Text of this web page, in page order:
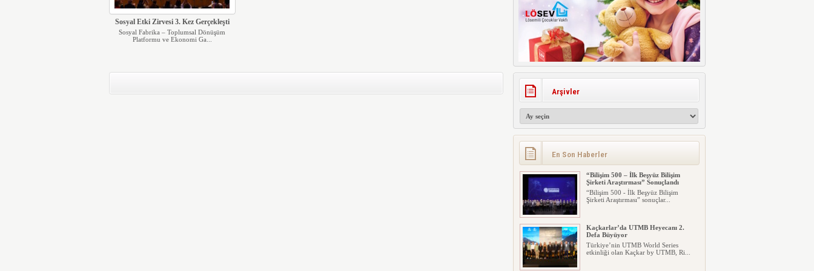
Sosyal Etki Zirvesi 3. Kez Gerçekleşti
Sosyal Fabrika – Toplumsal Dönüşüm
Platformu ve Ekonomi Ga...
Arşivler
En Son Haberler
“Bilişim 500 – İlk Beşyüz Bilişim
Şirketi Araştırması” Sonuçlandı
“Bilişim 500 - İlk Beşyüz Bilişim
Şirketi Araştırması” sonuçlar...
Kaçkarlar’da UTMB Heyecanı 2.
Defa Büyüyor
Türkiye’nin UTMB World Series
etkinliği olan Kaçkar by UTMB, Ri...